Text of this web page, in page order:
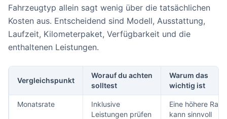
Fahrzeugtyp allein sagt wenig über die tatsächlichen
Kosten aus. Entscheidend sind Modell, Ausstattung,
Laufzeit, Kilometerpaket, Verfügbarkeit und die
enthaltenen Leistungen.
Vergleichspunkt
Worauf du achten
solltest
Warum das
wichtig ist
Monatsrate
Inklusive
Leistungen prüfen
Eine höhere Rate
kann sinnvoll